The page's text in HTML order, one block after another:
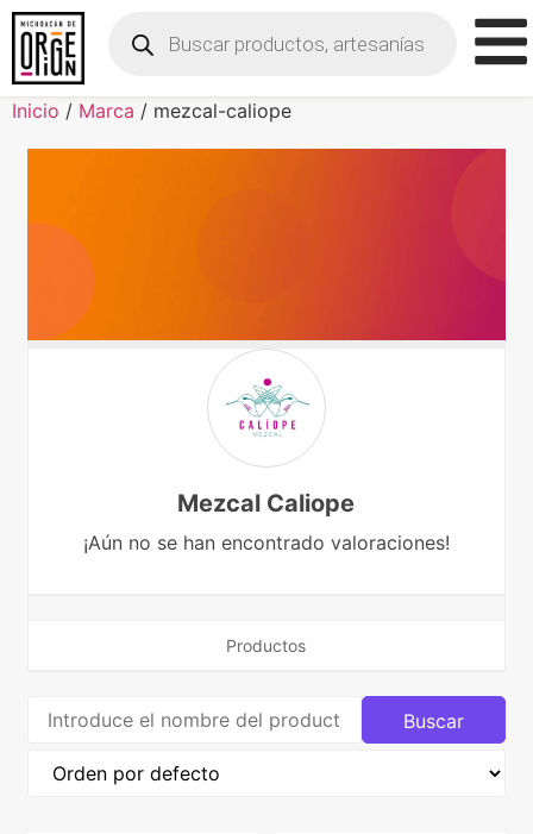
Inicio / Marca / mezcal-caliope
Mezcal Caliope
¡Aún no se han encontrado valoraciones!
Productos